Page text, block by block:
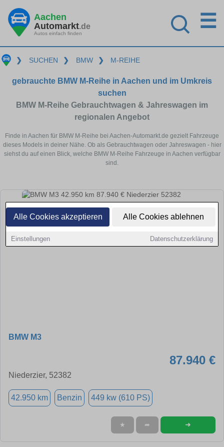
Alle Cookies akzeptieren Alle Cookies ablehnen
Einstellungen Datenschutzerklärung
Aachen
Automarkt.de
Autos einfach finden
☰
❯ SUCHEN ❯ BMW ❯ M-REIHE
gebrauchte BMW M-Reihe in Aachen und im Umkreis
suchen
BMW M-Reihe Gebrauchtwagen & Jahreswagen im
regionalen Angebot
Finde in Aachen für BMW M-Reihe bei Aachen-Automarkt.de gezielt Fahrzeuge
dieses Models in deiner Nähe. Ob als Gebrauchtwagen oder Jahreswagen - hier
siehst du auf einen Blick, welche BMW M-Reihe Fahrzeuge in Aachen verfügbar
sind.
BMW M3
87.940 €
Niederzier, 52382
42.950 km Benzin 449 kw (610 PS)
★ ➦ ➜